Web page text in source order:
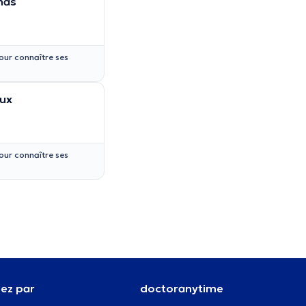
connaître ses
connaître ses
par doctoranytime